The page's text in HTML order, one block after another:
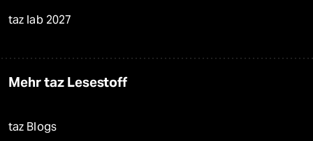
taz lab 2027
Mehr taz Lesestoff
taz Blogs